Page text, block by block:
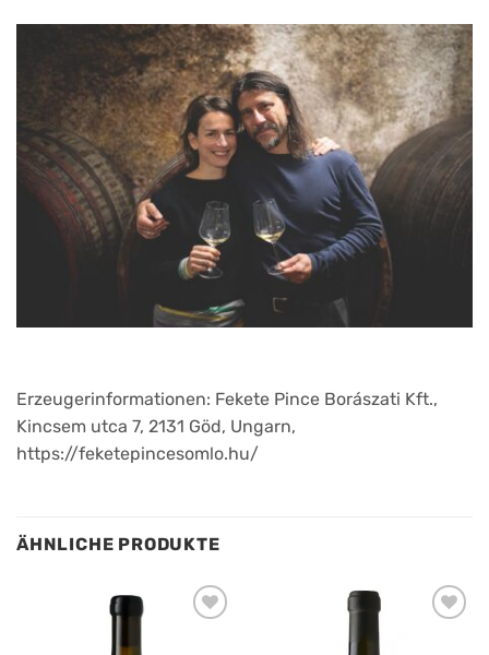
Erzeugerinformationen: Fekete Pince Borászati Kft.,
Kincsem utca 7, 2131 Göd, Ungarn,
https://feketepincesomlo.hu/
ÄHNLICHE PRODUKTE